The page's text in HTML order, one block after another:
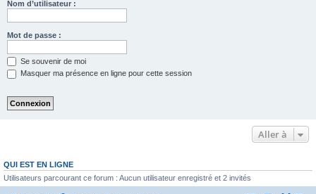
Nom d’utilisateur :
Mot de passe :
Se souvenir de moi
Masquer ma présence en ligne pour cette session
Aller à
QUI EST EN LIGNE
Utilisateurs parcourant ce forum : Aucun utilisateur enregistré et 2 invités